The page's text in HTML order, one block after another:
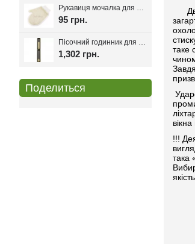
Рукавиця мочалка для лазні та хамаму двостороння з сизалі
95 грн.
Пісочний годинник для лазні Harvia Helmi Chocolate
1,302 грн.
Поделиться
таке
!!!
така